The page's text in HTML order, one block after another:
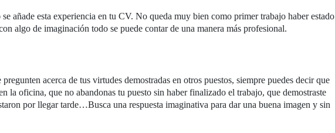
añade esta experiencia en tu CV. No queda muy bien como primer trabajo haber estado
algo de imaginación todo se puede contar de una manera más profesional.
acerca de tus virtudes demostradas en otros puestos, siempre puedes decir que
la oficina, que no abandonas tu puesto sin haber finalizado el trabajo, que demostraste
por llegar tarde…Busca una respuesta imaginativa para dar una buena imagen y sin